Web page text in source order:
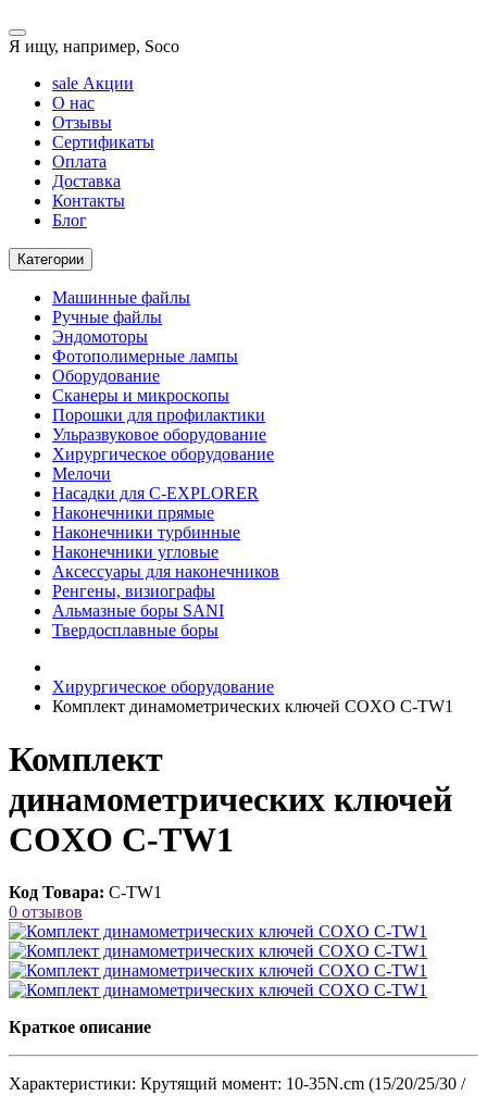
Я ищу, например, Soco
sale Акции
О нас
Отзывы
Сертификаты
Оплата
Доставка
Контакты
Блог
Категории
Машинные файлы
Ручные файлы
Эндомоторы
Фотополимерные лампы
Оборудование
Сканеры и микроскопы
Порошки для профилактики
Ульразвуковое оборудование
Хирургическое оборудование
Мелочи
Насадки для C-EXPLORER
Наконечники прямые
Наконечники турбинные
Наконечники угловые
Аксессуары для наконечников
Ренгены, визиографы
Альмазные боры SANI
Твердосплавные боры
Хирургическое оборудование
Комплект динамометрических ключей COXO C-TW1
Комплект
динамометрических ключей
COXO C-TW1
Код Товара: C-TW1
0 отзывов
Краткое описание
Характеристики: Крутящий момент: 10-35N.cm (15/20/25/30 /